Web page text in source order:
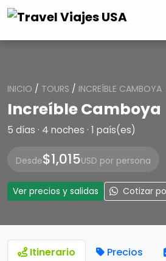
INICIO / TOURS / INCREÍBLE CAMBOYA
Increíble Camboya
5 días · 4 noches · 1 país(es)
Desde$1,015USD por persona
Ver precios y salidas Cotizar
Itinerario Precios